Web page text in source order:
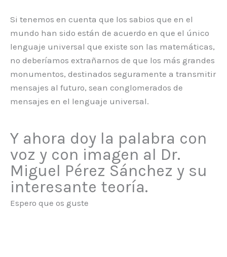
Si tenemos en cuenta que los sabios que en el
mundo han sido están de acuerdo en que el único
lenguaje universal que existe son las matemáticas,
no deberíamos extrañarnos de que los más grandes
monumentos, destinados seguramente a transmitir
mensajes al futuro, sean conglomerados de
mensajes en el lenguaje universal.
Y ahora doy la palabra con
voz y con imagen al Dr.
Miguel Pérez Sánchez y su
interesante teoría.
Espero que os guste